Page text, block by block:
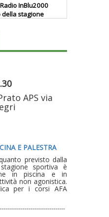
InBlu2000
della stagione
rallenta ma
in estateAPS via
E PALESTRA
previsto dalla
sportiva è
in piscina e in
non agonistica.
per i corsi AFA